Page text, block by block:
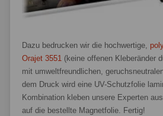
Dazu bedrucken wir die hochwertige,
Orajet 3551 (keine offenen Kleberänder
mit umweltfreundlichen,
dem Druck wird eine UV-Schutzfolie
Kombination kleben unsere Experten
auf die bestellte Magnetfolie. Fertig!